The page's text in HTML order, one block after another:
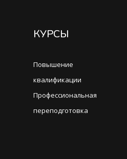
КУРСЫ
Повышение
квалификации
Профессиональная
переподготовка